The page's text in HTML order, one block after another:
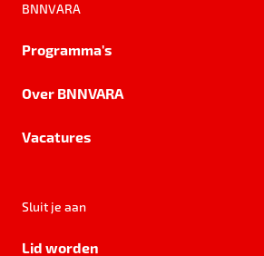
BNNVARA
Programma's
Over BNNVARA
Vacatures
Sluit je aan
Lid worden